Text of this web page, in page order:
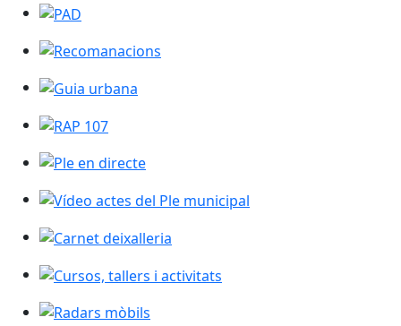
PAD
Recomanacions
Guia urbana
RAP 107
Ple en directe
Vídeo actes del Ple municipal
Carnet deixalleria
Cursos, tallers i activitats
Radars mòbils